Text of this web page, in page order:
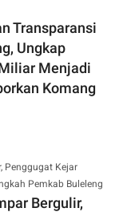
Transparansi
Ungkap
Menjadi
Komang
Bergulir,